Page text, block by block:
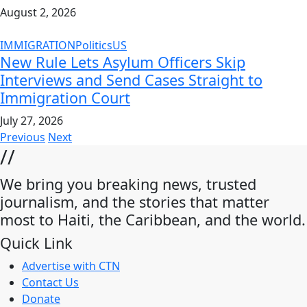
August 2, 2026
IMMIGRATIONPoliticsUS
New Rule Lets Asylum Officers Skip
Interviews and Send Cases Straight to
Immigration Court
July 27, 2026
Previous Next
//
We bring you breaking news, trusted
journalism, and the stories that matter
most to Haiti, the Caribbean, and the world.
Quick Link
Advertise with CTN
Contact Us
Donate